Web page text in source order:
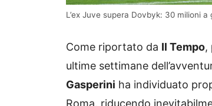
L’ex Juve supera Dovbyk: 30 milioni
Come riportato da Il Tempo,
ultime settimane
Gasperini ha individuato
Roma, riducendo